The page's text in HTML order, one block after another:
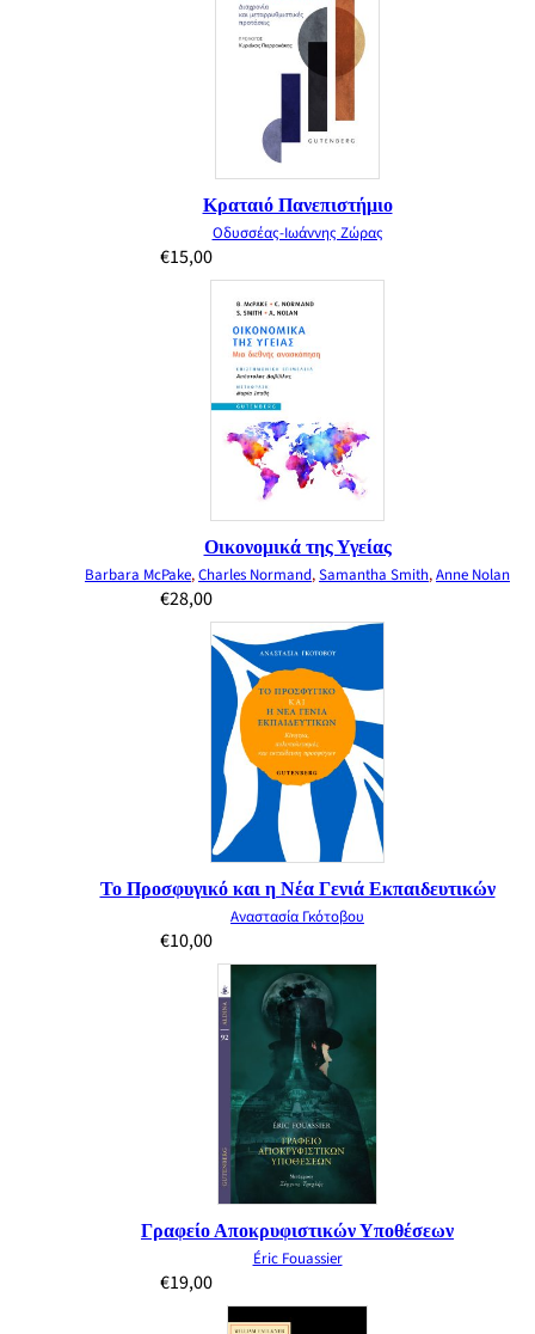
Κραταιό Πανεπιστήμιο
Οδυσσέας-Ιωάννης Ζώρας
€15,00
Οικονομικά της Υγείας
Barbara McPake,Charles Normand,Samantha Smith,Anne Nolan
€28,00
Το Προσφυγικό και η Νέα Γενιά Εκπαιδευτικών
Αναστασία Γκότοβου
€10,00
Γραφείο Αποκρυφιστικών Υποθέσεων
Éric Fouassier
€19,00